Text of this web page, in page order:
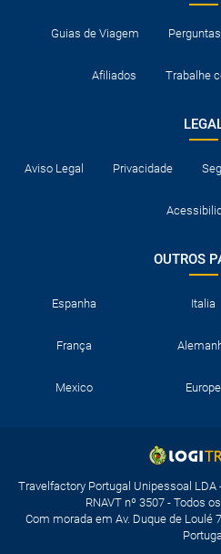
Guias de Viagem
Afiliados Trabalhe
Aviso Legal Privacidade
OUTROS
Espanha Italia
França
Mexico Europe
Travelfactory Portugal Unipessoal
RNAVT nº 3507 - Todos
Com morada em Av. Duque de Loulé
Portugal